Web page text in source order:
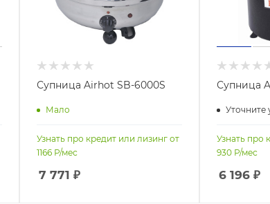
Супница Airhot SB-6000S
Мало
Узнать про кредит или лизинг от
1166Р/мес
7 771 ₽
Супница
Уточните
Узнать про
930Р/мес
6 196₽